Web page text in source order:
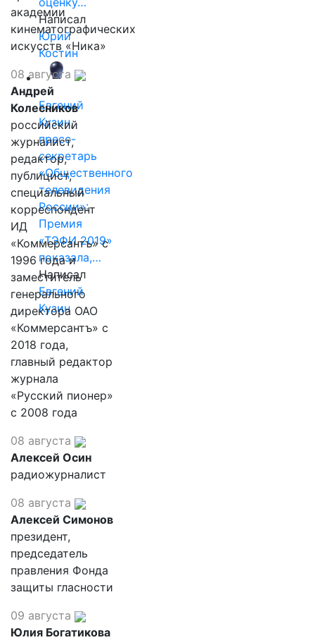
Написал
Юрий
Костин
Евгений
Кузин,
пресс-
секретарь
«Общественного
телевидения
России»:
Премия
«ТЭФИ 2019»
показала,…
Написал
Евгений
Кузин
академии
кинематографических
искусств «Ника»
08 августа
Андрей
Колесников
российский
журналист,
редактор,
публицист,
специальный
корреспондент
ИД
«Коммерсантъ» с
1996 года и
заместитель
генерального
директора ОАО
«Коммерсантъ» с
2018 года,
главный редактор
журнала
«Русский пионер»
с 2008 года
08 августа
Алексей Осин
радиожурналист
08 августа
Алексей Симонов
президент,
председатель
правления Фонда
защиты гласности
09 августа
Юлия Богатикова